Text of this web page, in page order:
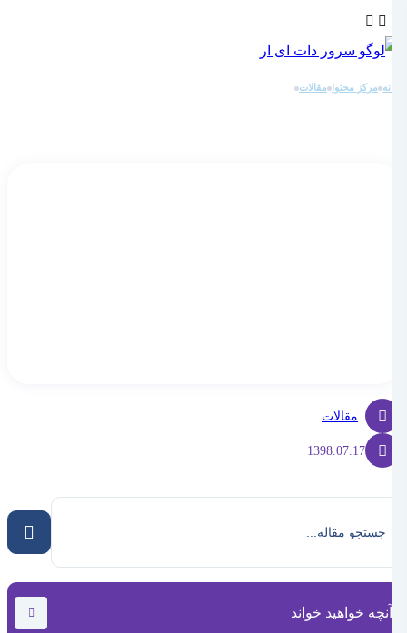
خانه مرکز محتوا مقالات
مقالات
1398.07.17
آنچه خواهید خواند